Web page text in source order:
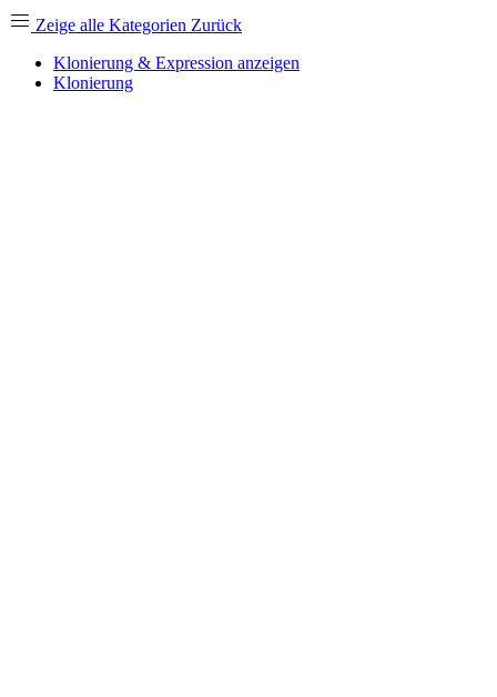
Zeige alle Kategorien Zurück
Klonierung & Expression anzeigen
Klonierung